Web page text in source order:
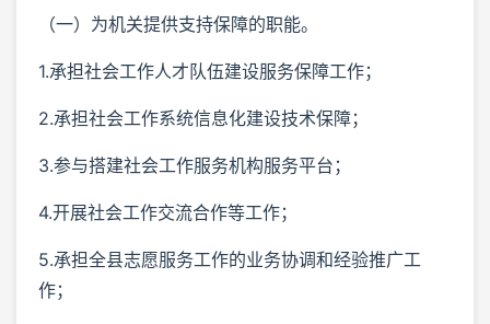
（一）为机关提供支持保障的职能。
1.承担社会工作人才队伍建设服务保障工作；
2.承担社会工作系统信息化建设技术保障；
3.参与搭建社会工作服务机构服务平台；
4.开展社会工作交流合作等工作；
5.承担全县志愿服务工作的业务协调和经验推广工
作；